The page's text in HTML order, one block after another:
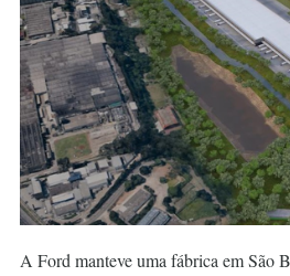
A Ford manteve uma fábrica em São